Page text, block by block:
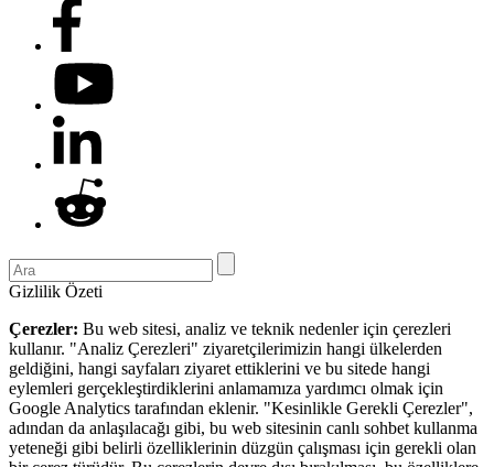
Gizlilik Özeti
Çerezler: Bu web sitesi, analiz ve teknik nedenler için çerezleri
kullanır. "Analiz Çerezleri" ziyaretçilerimizin hangi ülkelerden
geldiğini, hangi sayfaları ziyaret ettiklerini ve bu sitede hangi
eylemleri gerçekleştirdiklerini anlamamıza yardımcı olmak için
Google Analytics tarafından eklenir. "Kesinlikle Gerekli Çerezler",
adından da anlaşılacağı gibi, bu web sitesinin canlı sohbet kullanma
yeteneği gibi belirli özelliklerinin düzgün çalışması için gerekli olan